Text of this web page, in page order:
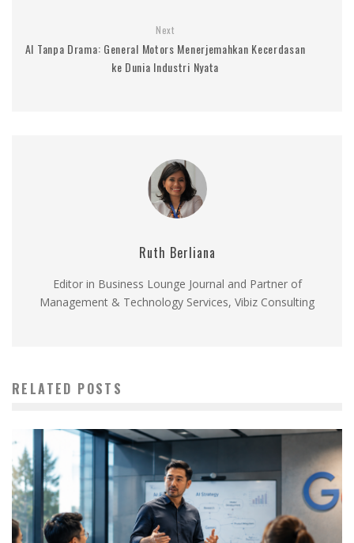
Next
AI Tanpa Drama: General Motors Menerjemahkan Kecerdasan
ke Dunia Industri Nyata
Ruth Berliana
Editor in Business Lounge Journal and Partner of
Management & Technology Services, Vibiz Consulting
RELATED POSTS